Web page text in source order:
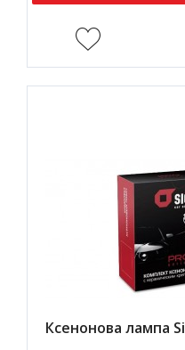
Ксенонова лампа